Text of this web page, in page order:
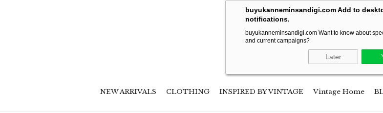
buyukanneminsandigi.com Add to
notifications.
buyukanneminsandigi.com Want to know about
and current campaigns?
Later
Soon will be shipping to
NEW ARRIVALS CLOTHING INSPIRED BY VINTAGE Vintage Home